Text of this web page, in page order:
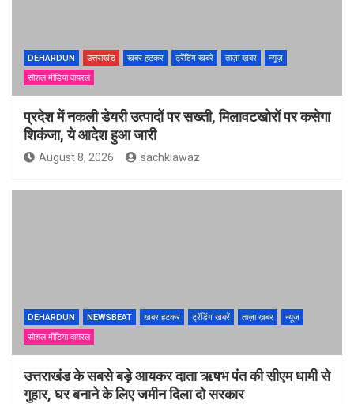
DEHARDUN उत्तराखंड खबर हटकर ट्रेंडिंग खबरें ताज़ा ख़बर
न्यूज़
सोशल मीडिया वायरल
प्रदेश में नकली डेयरी उत्पादों पर सख्ती, मिलावटखोरों पर कसेगा
शिकंजा, ये आदेश हुआ जारी
August 8, 2026 sachkiawaz
DEHARDUN NEWSBEAT खबर हटकर ट्रेंडिंग खबरें ताज़ा ख़बर
न्यूज़
सोशल मीडिया वायरल
उत्तराखंड के सबसे बड़े आयकर दाता ऋषभ पंत की सीएम धामी से
गुहार, घर बनाने के लिए जमीन दिला दो सरकार